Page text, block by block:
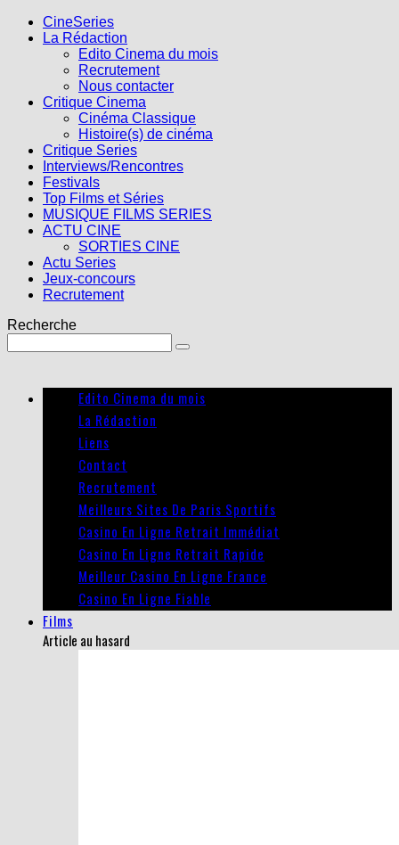
CineSeries
La Rédaction
Edito Cinema du mois
Recrutement
Nous contacter
Critique Cinema
Cinéma Classique
Histoire(s) de cinéma
Critique Series
Interviews/Rencontres
Festivals
Top Films et Séries
MUSIQUE FILMS SERIES
ACTU CINE
SORTIES CINE
Actu Series
Jeux-concours
Recrutement
Recherche
Edito Cinema du mois
La Rédaction
Liens
Contact
Recrutement
Meilleurs Sites De Paris Sportifs
Casino En Ligne Retrait Immédiat
Casino En Ligne Retrait Rapide
Meilleur Casino En Ligne France
Casino En Ligne Fiable
Films
Article au hasard